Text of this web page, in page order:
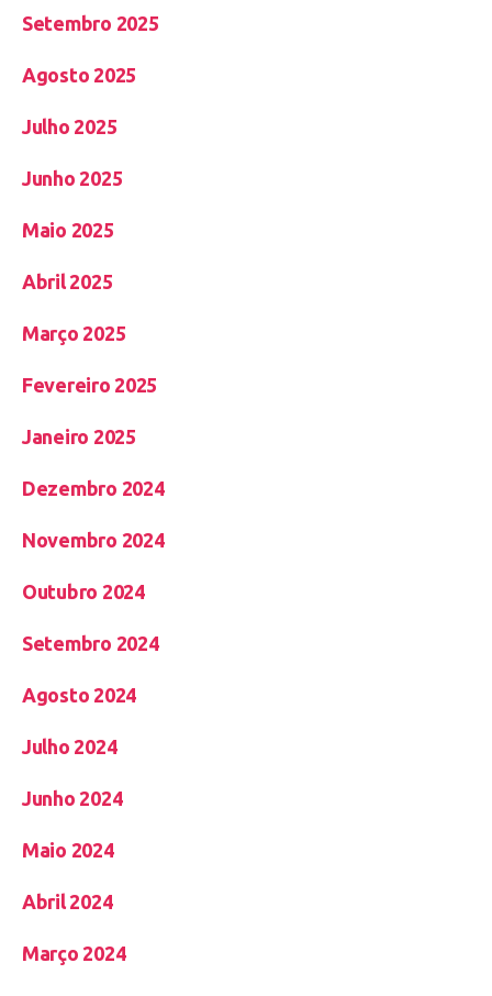
Setembro 2025
Agosto 2025
Julho 2025
Junho 2025
Maio 2025
Abril 2025
Março 2025
Fevereiro 2025
Janeiro 2025
Dezembro 2024
Novembro 2024
Outubro 2024
Setembro 2024
Agosto 2024
Julho 2024
Junho 2024
Maio 2024
Abril 2024
Março 2024